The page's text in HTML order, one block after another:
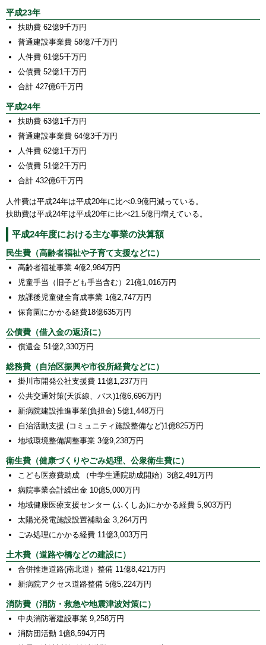
平成23年
扶助費 62億9千万円
普通建設事業費 58億7千万円
人件費 61億5千万円
公債費 52億1千万円
合計 427億6千万円
平成24年
扶助費 63億1千万円
普通建設事業費 64億3千万円
人件費 62億1千万円
公債費 51億2千万円
合計 432億6千万円
人件費は平成24年は平成20年に比べ0.9億円減っている。
扶助費は平成24年は平成20年に比べ21.5億円増えている。
平成24年度における主な事業の決算額
民生費（高齢者福祉や子育て支援などに）
高齢者福祉事業 4億2,984万円
児童手当（旧子ども手当含む）21億1,016万円
放課後児童健全育成事業 1億2,747万円
保育園にかかる経費18億635万円
公債費（借入金の返済に）
償還金 51億2,330万円
総務費（自治区振興や市役所経費などに）
掛川市開発公社支援費 11億1,237万円
公共交通対策(天浜線、バス)1億6,696万円
新病院建設推進事業(負担金) 5億1,448万円
自治活動支援 (コミュニティ施設整備など)1億825万円
地域環境整備調整事業 3億9,238万円
衛生費（健康づくりやごみ処理、公衆衛生費に）
こども医療費助成 （中学生通院助成開始）3億2,491万円
病院事業会計繰出金 10億5,000万円
地域健康医療支援センター (ふくしあ)にかかる経費 5,903万円
太陽光発電施設設置補助金 3,264万円
ごみ処理にかかる経費 11億3,003万円
土木費（道路や橋などの建設に）
合併推進道路(南北道）整備 11億8,421万円
新病院アクセス道路整備 5億5,224万円
消防費（消防・救急や地震津波対策に）
中央消防署建設事業 9,258万円
消防団活動 1億8,594万円